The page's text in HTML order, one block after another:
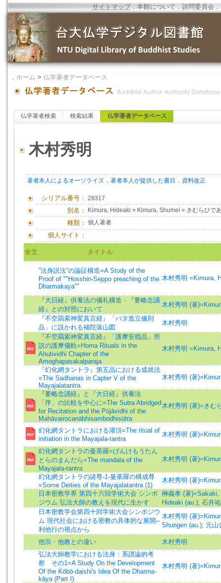
サイトマップ．本館について ．諮問委員会 ．
． ホーム > 仏学著者データベース
仏学著者検索 検索結果 仏学著者データベース
木村秀明
著者本人によるオーソライズ ． 著者本人が提供した書目 ． 資料改正
シリアル番号： 28317
別名： Kimura, Hideaki = Kimura, Shumei = きむらひで
種類： 個人著者
個人サイト：
全文 タイトル
”法身説法”の論証構造=A Study of the
Proof of ""Hosshin-Seppo preaching of the
Dharmakaya""
木村秀明 =Kimura,
『大日経』供養法の儀礼構造 - 『要略念誦
経』との対照において
木村秀明 (著
『不空羂索神変真言経』「パタ造立儀則
品」に説かれる補陀落山図
木村秀明
『不空羂索神変真言経』「護摩安穏品」所
説の護摩儀軌=Homa Rituals in the
Ahutividhi Chapter of the
Amoghapasakalparaja
木村秀明 =Kimura,
『幻化網タントラ』第五品における成就法
=The Sadhanas in Capter V of the
Mayajalatantra
木村秀明 (著
『要略念誦経』と『大日経』供養法 :
「序」の比較を中心に=The Sutra Abridged
for Recitation and the Pūjāvidhi of the
Mahāvairocanābhisambodhisūtra
木村秀明 (著)=きむ
幻化網タントラにおける灌頂=The ritual of
initiation in the Mayajala-tantra
木村秀明 (著
幻化網タントラの曼荼羅=げんけもうたん
とらのまんだら=The mandala of the
Mayajala-tantra
木村秀明 (著
幻化網タントラの諸尊-1-曼荼羅の構成尊
=Some Deities of the Mayajalatantra (1)
木村秀明 (著
日本密教学界 第四十六回学術大会 シンポ
ジウム 弘法大師の教えを現代に生かす
榊義孝 (著)=Sakaki,
Hideaki (au.); 石井
日本密教学会第四十回学術大会シンポジウ
ム 現代社会における密教の具体的な展開--
利他行の視点から
木村秀明 (著
Shungen (au.); 元山
他宗・他教との違い
木村秀明
弘法大師教学における法身：系譜論的考
察 その1=A Study On the Development
Of the Kōbō-daishi's Idea Of the Dharma-
kāya (Part I)
木村秀明 (著